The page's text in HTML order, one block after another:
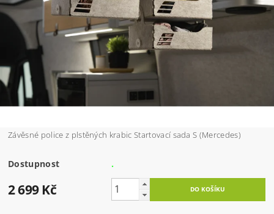
Závěsné police z plstěných krabic Startovací sada S (Mercedes)
Dostupnost .
2 699 Kč